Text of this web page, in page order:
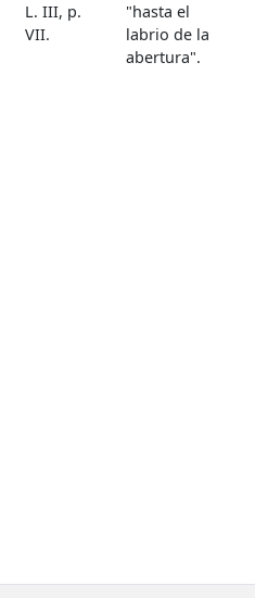
L. III, p.
VII.
"hasta el
labrio de la
abertura".